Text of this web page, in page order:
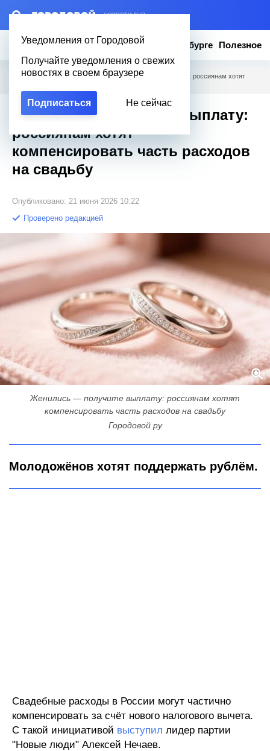
– НОВОСТИ ДНЯ
Уведомления от Городовой
Получайте уведомления о свежих
новостях в своем браузере
Подписаться Не сейчас
Новости Эксклюзив Вопросы о Петербурге Полезное
Городовой Полезное / Женились — получите выплату: россиянам хотят
Женились — получите выплату:
россиянам хотят
компенсировать часть расходов
на свадьбу
Опубликовано: 21 июня 2026 10:22
Проверено редакцией
Женились — получите выплату: россиянам хотят
компенсировать часть расходов на свадьбу
Городовой ру
Молодожёнов хотят поддержать рублём.
Свадебные расходы в России могут частично
компенсировать за счёт нового налогового вычета.
С такой инициативой выступил лидер партии
"Новые люди" Алексей Нечаев.